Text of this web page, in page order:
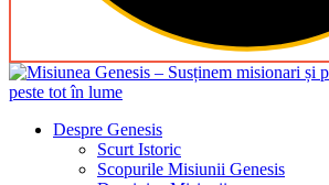
Despre Genesis
Scurt Istoric
Scopurile Misiunii Genesis